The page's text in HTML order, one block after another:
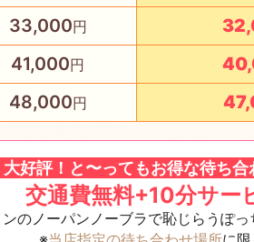
33,000
41,000
48,000
大好評！と〜ってもお得な待ち合
交通費無料+10分サー
のノーパンノーブラで恥じらうぽ